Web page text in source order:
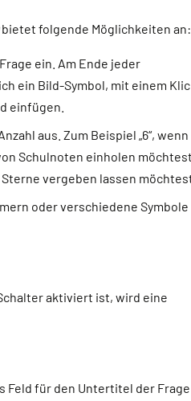
bietet folgende Möglichkeiten an:
ein. Am Ende jeder
ein Bild-Symbol, mit einem
einfügen.
aus. Zum Beispiel „6“, wenn
Schulnoten einholen
Sterne vergeben lassen
oder verschiedene Symbole
aktiviert ist, wird eine
Feld für den Untertitel der Frage